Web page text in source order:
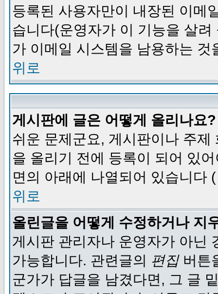
등록된 사용자만이 내장된 이메
습니다(운영자가 이 기능을 살
가 이메일 시스템을 남용하는 것
위로
게시판에 글은 어떻게 올리나요?
쉬운 문제군요, 게시판이나 주
을 올리기 전에 등록이 되어 있
면의 아래에 나열되어 있습니다 (
위로
올린글을 어떻게 수정하거나 지
게시판 관리자나 운영자가 아닌
가능합니다. 관련글의 편집버튼
군가가 답글을 남겼다면, 그 글